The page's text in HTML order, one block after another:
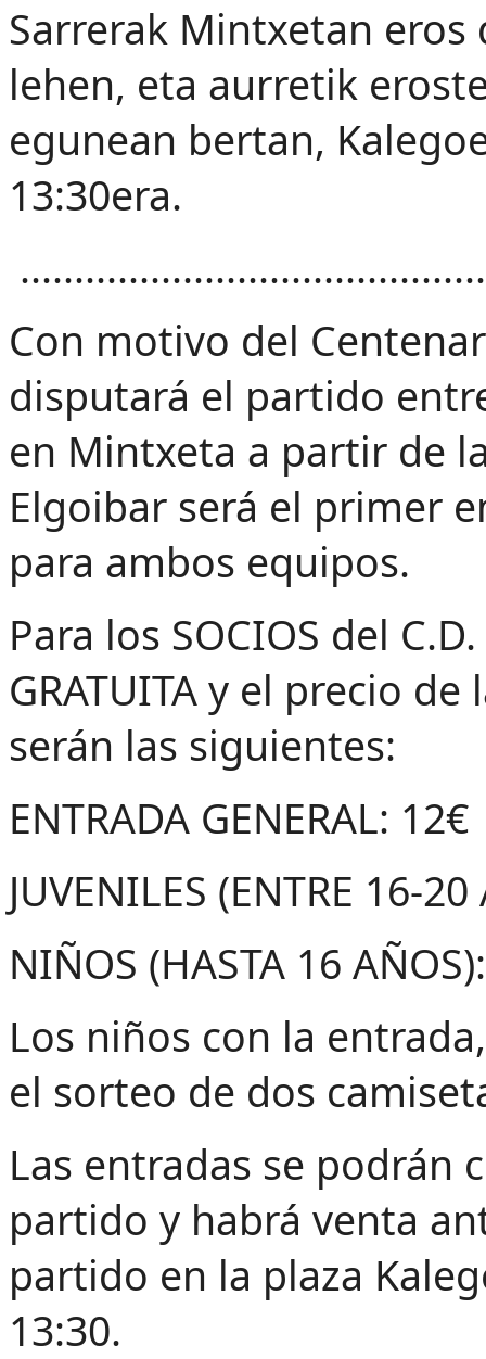
Sarrerak Mintxetan
lehen, eta aurretik
egunean bertan,
13:30era.
Con motivo del
disputará el partido
en Mintxeta a partir de
Elgoibar será el primer
para ambos equipos.
Para los SOCIOS del
GRATUITA y el precio
serán las siguientes:
ENTRADA GENERAL: 12€
JUVENILES (ENTRE 16-
NIÑOS (HASTA 16
Los niños con la
el sorteo de dos
Las entradas se podrán
partido y habrá venta
partido en la plaza
13:30.